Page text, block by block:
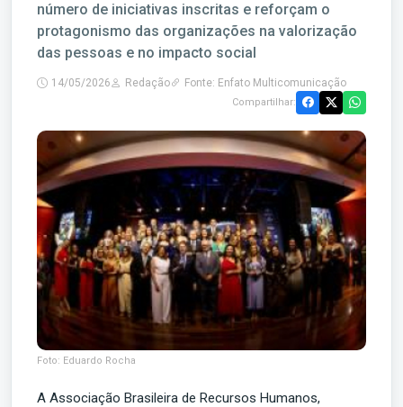
número de iniciativas inscritas e reforçam o
protagonismo das organizações na valorização
das pessoas e no impacto social
14/05/2026 Redação Fonte: Enfato Multicomunicação
Compartilhar:
Foto: Eduardo Rocha
A Associação Brasileira de Recursos Humanos,